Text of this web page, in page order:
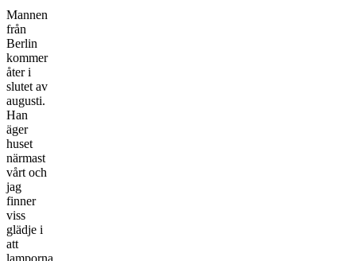
Mannen
från
Berlin
kommer
åter i
slutet av
augusti.
Han
äger
huset
närmast
vårt och
jag
finner
viss
glädje i
att
lamporna